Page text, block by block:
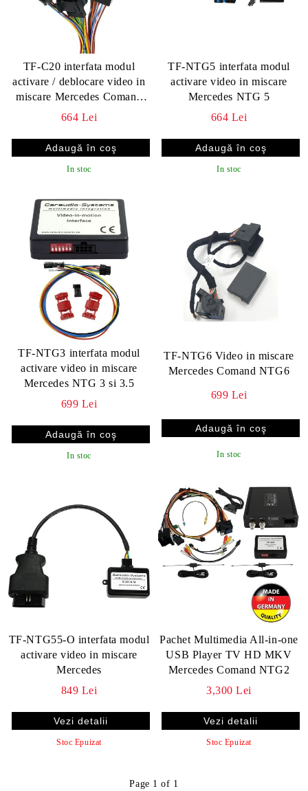
TF-C20 interfata modul
activare / deblocare video in
miscare Mercedes Comand
APS
664 Lei
In stoc
TF-NTG5 interfata modul
activare video in miscare
Mercedes NTG 5
664 Lei
In stoc
TF-NTG3 interfata modul
activare video in miscare
Mercedes NTG 3 si 3.5
699 Lei
In stoc
TF-NTG6 Video in miscare
Mercedes Comand NTG6
699 Lei
In stoc
TF-NTG55-O interfata modul
activare video in miscare
Mercedes
849 Lei
Vezi detalii
Stoc Epuizat
Pachet Multimedia All-in-one
USB Player TV HD MKV
Mercedes Comand NTG2
3,300 Lei
Vezi detalii
Stoc Epuizat
Page 1 of 1